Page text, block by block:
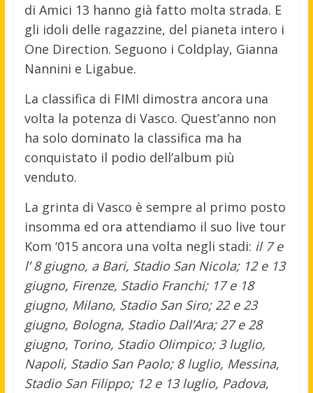
di Amici 13 hanno già fatto molta strada. E
gli idoli delle ragazzine, del pianeta intero i
One Direction. Seguono i Coldplay, Gianna
Nannini e Ligabue.
La classifica di FIMI dimostra ancora una
volta la potenza di Vasco. Quest’anno non
ha solo dominato la classifica ma ha
conquistato il podio dell’album più
venduto.
La grinta di Vasco è sempre al primo posto
insomma ed ora attendiamo il suo live tour
Kom ‘015 ancora una volta negli stadi: il 7 e
l’ 8 giugno, a Bari, Stadio San Nicola; 12 e 13
giugno, Firenze, Stadio Franchi; 17 e 18
giugno, Milano, Stadio San Siro; 22 e 23
giugno, Bologna, Stadio Dall’Ara; 27 e 28
giugno, Torino, Stadio Olimpico; 3 luglio,
Napoli, Stadio San Paolo; 8 luglio, Messina,
Stadio San Filippo; 12 e 13 luglio, Padova,